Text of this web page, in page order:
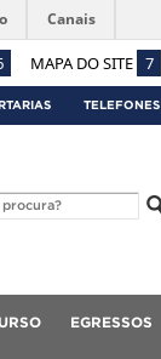
MAPA DO SITE 7
Canais
TELEFONES
EGRESSOS